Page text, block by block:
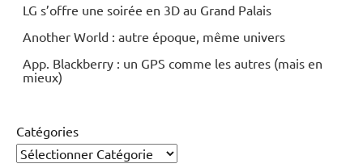
LG s’offre une soirée en 3D au Grand Palais
Another World : autre époque, même univers
App. Blackberry : un GPS comme les autres (mais en
mieux)
Catégories